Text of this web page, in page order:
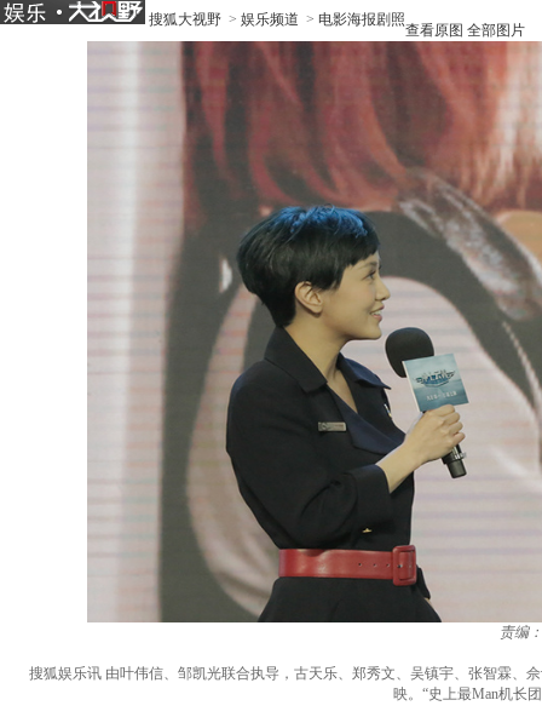
搜狐大视野 > 娱乐频道 > 电影海报剧照
查看原图 全部图片
责编
搜狐娱乐讯 由叶伟信、邹凯光联合执导，古天乐、郑秀文、吴镇宇、张智霖、
映。“史上最Man机长